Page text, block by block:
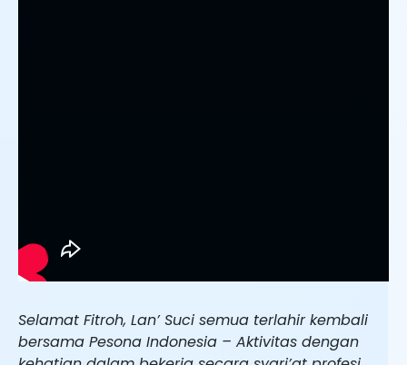
Selamat Fitroh, Lan’ Suci semua terlahir kembali
bersama Pesona Indonesia – Aktivitas dengan